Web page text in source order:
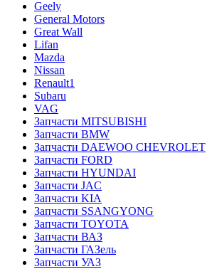
Geely
General Motors
Great Wall
Lifan
Mazda
Nissan
Renault1
Subaru
VAG
Запчасти MITSUBISHI
Запчасти BMW
Запчасти DAEWOO CHEVROLET
Запчасти FORD
Запчасти HYUNDAI
Запчасти JAC
Запчасти KIA
Запчасти SSANGYONG
Запчасти TOYOTA
Запчасти ВАЗ
Запчасти ГАЗель
Запчасти УАЗ